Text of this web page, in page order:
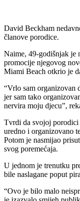
David Beckham
članove porodice.
Naime, 49-godišnjak je
promocije njegovog
Miami Beach otkrio je
“Vrlo sam organizovan
jer sam tako
nervira moju djecu”,
Tvrdi da svojoj porodici
uredno i organizovano
Potom je nasmijao
svog poremećaja.
U jednom je trenutku
bile naslagane poput
“Ovo je bilo malo